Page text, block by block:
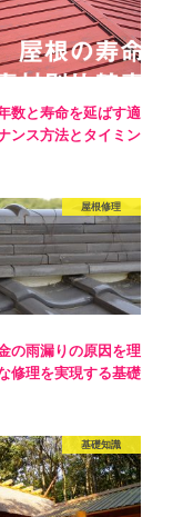
数と寿命を延ばす適
ンス方法とタイミン
屋根修理
の雨漏りの原因を理
修理を実現する基礎
基礎知識